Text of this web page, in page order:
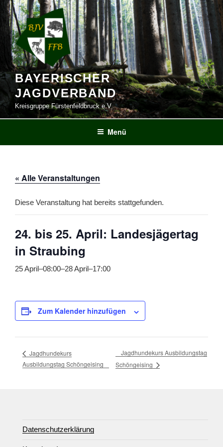
Zum
Inhalt
springen
BAYERISCHER
JAGDVERBAND
Kreisgruppe Fürstenfeldbruck e.V.
Menü
« Alle Veranstaltungen
Diese Veranstaltung hat bereits stattgefunden.
24. bis 25. April: Landesjägertag
in Straubing
25 April–08:00–28 April–17:00
Zum Kalender hinzufügen
Jagdhundekurs
Ausbildungstag Schöngeising
Jagdhundekurs Ausbildungstag
Schöngeising
Datenschutzerklärung